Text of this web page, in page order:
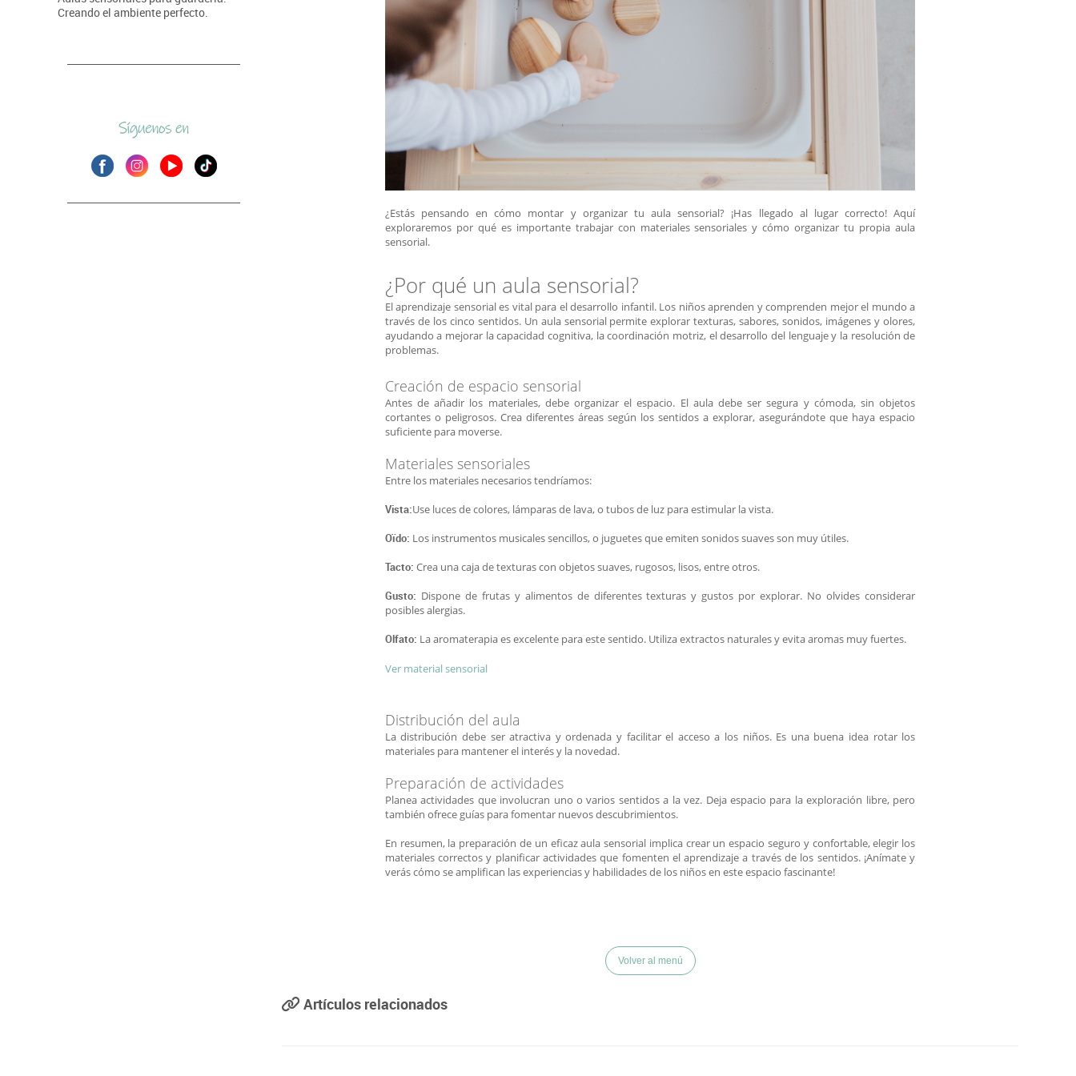
Creando el ambiente perfecto.
¿Estás pensando en cómo montar y organizar tu aula sensorial? ¡Has llegado al lugar correcto! Aquí
exploraremos por qué es importante trabajar con materiales sensoriales y cómo organizar tu propia aula
sensorial.
¿Por qué un aula sensorial?
El aprendizaje sensorial es vital para el desarrollo infantil. Los niños aprenden y comprenden mejor el mundo a
través de los cinco sentidos. Un aula sensorial permite explorar texturas, sabores, sonidos, imágenes y olores,
ayudando a mejorar la capacidad cognitiva, la coordinación motriz, el desarrollo del lenguaje y la resolución de
problemas.
Creación de espacio sensorial
Antes de añadir los materiales, debe organizar el espacio. El aula debe ser segura y cómoda, sin objetos
cortantes o peligrosos. Crea diferentes áreas según los sentidos a explorar, asegurándote que haya espacio
suficiente para moverse.
Materiales sensoriales
Entre los materiales necesarios tendríamos:
Vista:Use luces de colores, lámparas de lava, o tubos de luz para estimular la vista.
Oïdo: Los instrumentos musicales sencillos, o juguetes que emiten sonidos suaves son muy útiles.
Tacto: Crea una caja de texturas con objetos suaves, rugosos, lisos, entre otros.
Gusto: Dispone de frutas y alimentos de diferentes texturas y gustos por explorar. No olvides considerar
posibles alergias.
Olfato: La aromaterapia es excelente para este sentido. Utiliza extractos naturales y evita aromas muy fuertes.
Ver material sensorial
Distribución del aula
La distribución debe ser atractiva y ordenada y facilitar el acceso a los niños. Es una buena idea rotar los
materiales para mantener el interés y la novedad.
Preparación de actividades
Planea actividades que involucran uno o varios sentidos a la vez. Deja espacio para la exploración libre, pero
también ofrece guías para fomentar nuevos descubrimientos.
En resumen, la preparación de un eficaz aula sensorial implica crear un espacio seguro y confortable, elegir los
materiales correctos y planificar actividades que fomenten el aprendizaje a través de los sentidos. ¡Anímate y
verás cómo se amplifican las experiencias y habilidades de los niños en este espacio fascinante!
Volver al menú
Artículos relacionados